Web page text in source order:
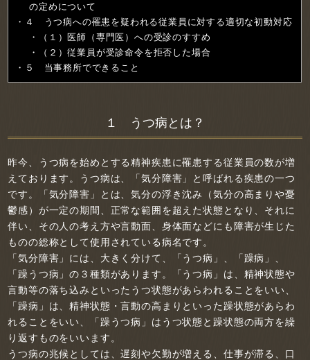
の定めについて
４ うつ病への罹患を疑われる従業員に対する適切な初動対応
（１）医師（専門医）への受診のすすめ
（２）従業員が受診命令を拒否した場合
５ 当事務所でできること
１ うつ病とは？
昨今、うつ病を始めとする精神疾患に罹患する従業員の数が増
えております。うつ病は、「気分障害」と呼ばれる疾患の一つ
です。「気分障害」とは、気分の浮き沈み（気分の高まりや憂
鬱感）が一定の期間、正常な範囲を超えた状態となり、それに
伴い、その人の考え方や言動面、身体面などにも障害が生じた
ものの総称として使用されている病名です。
「気分障害」には、大きく分けて、「うつ病」、「躁病」、
「躁うつ病」の３種類があります。「うつ病」は、精神状態や
言動等の落ち込みといったうつ状態があらわれることをいい、
「躁病」は、精神状態・言動の高まりといった躁状態があらわ
れることをいい、「躁うつ病」はうつ状態と躁状態の両方を繰
り返すものをいいます。
うつ病の兆候としては、遅刻や欠勤が増える、仕事が滞る、口